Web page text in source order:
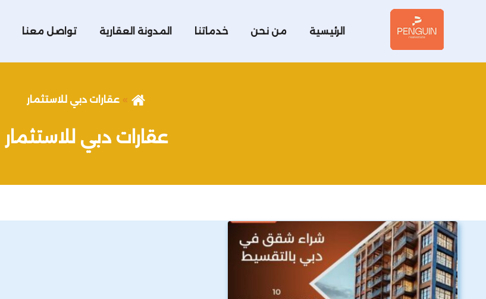
الرئيسية من نحن خدماتنا المدونة العقارية تواصل معنا
عقارات دبي للاستثمار
عقارات دبي للاستثمار